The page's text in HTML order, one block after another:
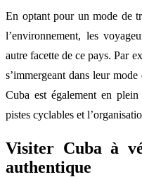
En optant pour un mode de
l’environnement, les
autre facette de ce pays. Par
s’immergeant dans leur
Cuba est également en
pistes cyclables et
Visiter Cuba à
authentique